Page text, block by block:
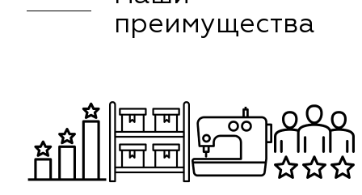
преимущества